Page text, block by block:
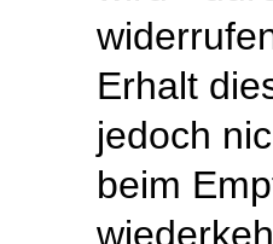
Erhalt
jedoch
beim